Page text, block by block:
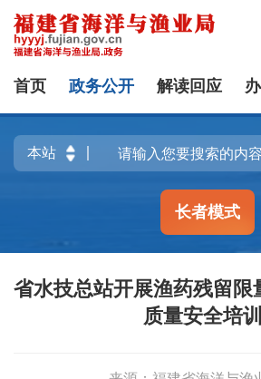
首页 政务公开 解读回应
长者模式
省水技总站开展渔药残留限
质量安全培训